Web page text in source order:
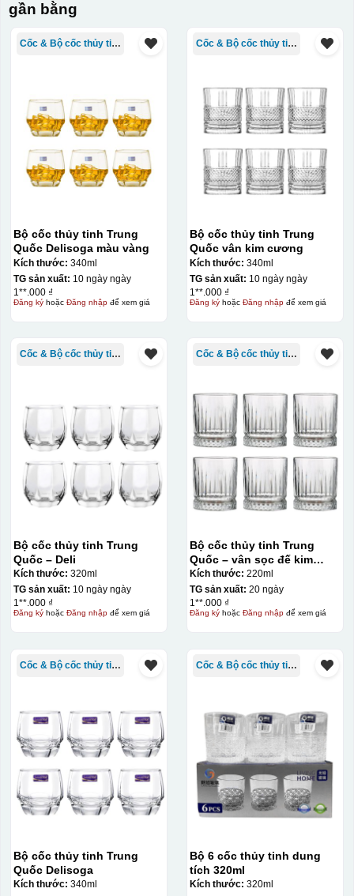
gần bằng
Cốc & Bộ cốc thủy tinh TQ
Bộ cốc thủy tinh Trung
Quốc Delisoga màu vàng
Kích thước: 340ml
TG sản xuất: 10 ngày ngày
1**.000 ₫
Đăng kýhoặc Đăng nhậpđể xem giá
Cốc & Bộ cốc thủy tinh TQ
Bộ cốc thủy tinh Trung
Quốc vân kim cương
Kích thước: 340ml
TG sản xuất: 10 ngày ngày
1**.000 ₫
Đăng kýhoặc Đăng nhậpđể xem giá
Cốc & Bộ cốc thủy tinh TQ
Bộ cốc thủy tinh Trung
Quốc – Deli
Kích thước: 320ml
TG sản xuất: 10 ngày ngày
1**.000 ₫
Đăng kýhoặc Đăng nhậpđể xem giá
Cốc & Bộ cốc thủy tinh TQ
Bộ cốc thủy tinh Trung
Quốc – vân sọc đế kim
cương – 220ml
Kích thước: 220ml
TG sản xuất: 20 ngày
1**.000 ₫
Đăng kýhoặc Đăng nhậpđể xem giá
Cốc & Bộ cốc thủy tinh TQ
Bộ cốc thủy tinh Trung
Quốc Delisoga
Kích thước: 340ml
Cốc & Bộ cốc thủy tinh TQ
Bộ 6 cốc thủy tinh dung
tích 320ml
Kích thước: 320ml